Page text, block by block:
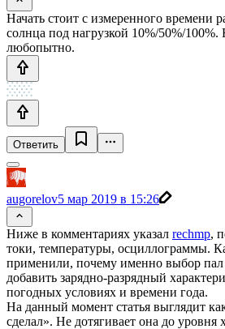
Начать стоит с измеренного времени
солнца под нагрузкой 10%/50%/100%.
любопытно.
Ответить
augorelov5 мар 2019 в 15:26
Ниже в комментариях указал rechmp,
токи, температуры, осциллограммы.
применили, почему именно выбор
добавить зарядно-разрядный
погодных условиях и времени года.
На данный момент статья выглядит
сделал». Не дотягивает она до уровня